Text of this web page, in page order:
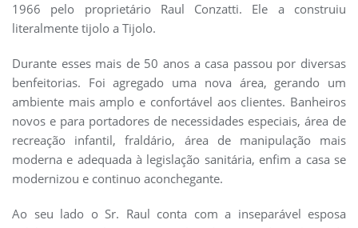
1966 pelo proprietário Raul Conzatti. Ele a construiu
literalmente tijolo a Tijolo.
Durante esses mais de 50 anos a casa passou por diversas
benfeitorias. Foi agregado uma nova área, gerando um
ambiente mais amplo e confortável aos clientes. Banheiros
novos e para portadores de necessidades especiais, área de
recreação infantil, fraldário, área de manipulação mais
moderna e adequada à legislação sanitária, enfim a casa se
modernizou e continuo aconchegante.
Ao seu lado o Sr. Raul conta com a inseparável esposa